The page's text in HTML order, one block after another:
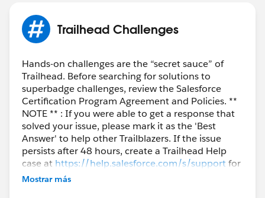
Trailhead Challenges
Hands-on challenges are the “secret sauce” of
Trailhead. Before searching for solutions to
superbadge challenges, review the Salesforce
Certification Program Agreement and Policies. **
NOTE ** : If you were able to get a response that
solved your issue, please mark it as the 'Best
Answer' to help other Trailblazers. If the issue
persists after 48 hours, create a Trailhead Help
case at https://help.salesforce.com/s/supportfor
further assistance.
Mostrar más